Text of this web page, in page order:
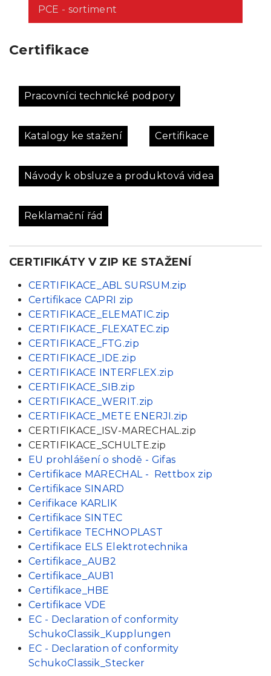
PCE - sortiment
Certifikace
Pracovníci technické podpory
Katalogy ke stažení Certifikace
Návody k obsluze a produktová videa
Reklamační řád
CERTIFIKÁTY V ZIP KE STAŽENÍ
CERTIFIKACE_ABL SURSUM.zip
Certifikace CAPRI zip
CERTIFIKACE_E­LEMATIC.zip
CERTIFIKACE_FLE­XATEC.zip
CERTIFIKACE_FTG­.zip
CERTIFIKACE_I­DE.zip
CERTIFIKACE IN­TERFLEX.zip
CERTIFIKACE_SIB­.zip
CERTIFIKACE_WE­RIT.zip
CERTIFIKACE_METE ENERJI.zip
CERTIFIKACE_ISV-MARECHAL.zip
CERTIFIKACE_SCHULTE.zip
EU prohlášení o shodě - Gifas
Certifikace MARECHAL - Rettbox zip
Certifikace SINARD
Cerifikace KARLIK
Certifikace SINTEC
Certifikace TECHNOPLAST
Certifikace ELS Elektrotechnika
Certifikace_AUB2
Certifikace_AUB1
Certifikace_HBE
Certifikace VDE
EC - Declaration of conformity
SchukoClassik_Kupplungen
EC - Declaration of conformity
SchukoClassik_Stecker